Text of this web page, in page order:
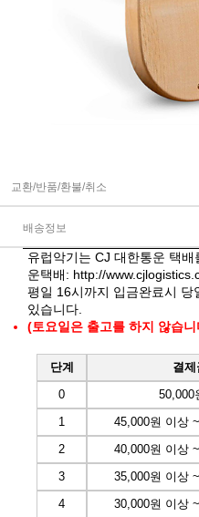
교환/반품/환불/취소
배송정보
유럽악기는 CJ 대한통운 택
운택배: http://
평일 16시까지 입금완료시
있습니다.
(토요일은 출고를 하지 않습니
단계 결제
0
50,000
1
45,000원 이상
2
40,000원 이상
3
35,000원 이상
4
30,000원 이상